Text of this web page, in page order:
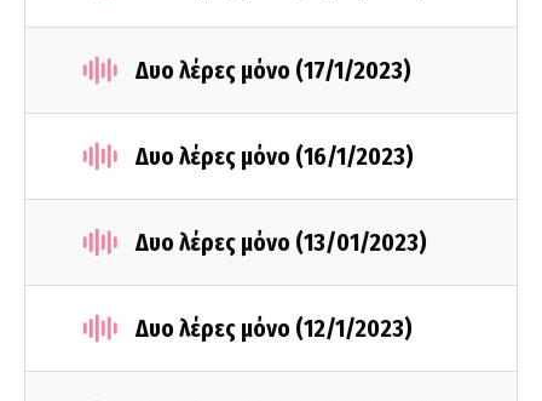
Δυο λέρες μόνο (17/1/2023)
Δυο λέρες μόνο (16/1/2023)
Δυο λέρες μόνο (13/01/2023)
Δυο λέρες μόνο (12/1/2023)